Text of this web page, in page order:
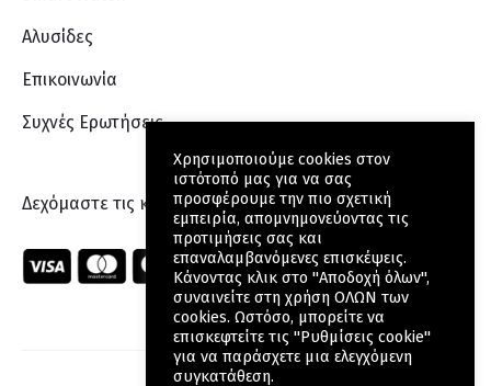
Αλυσίδες
Επικοινωνία
Συχνές Ερωτήσεις
Δεχόμαστε τις κάρτες:
Χρησιμοποιούμε cookies στον
ιστότοπό μας για να σας
προσφέρουμε την πιο σχετική
εμπειρία, απομνημονεύοντας τις
προτιμήσεις σας και
επαναλαμβανόμενες επισκέψεις.
Κάνοντας κλικ στο "Αποδοχή όλων",
συναινείτε στη χρήση ΟΛΩΝ των
cookies. Ωστόσο, μπορείτε να
επισκεφτείτε τις "Ρυθμίσεις cookie"
για να παράσχετε μια ελεγχόμενη
συγκατάθεση.